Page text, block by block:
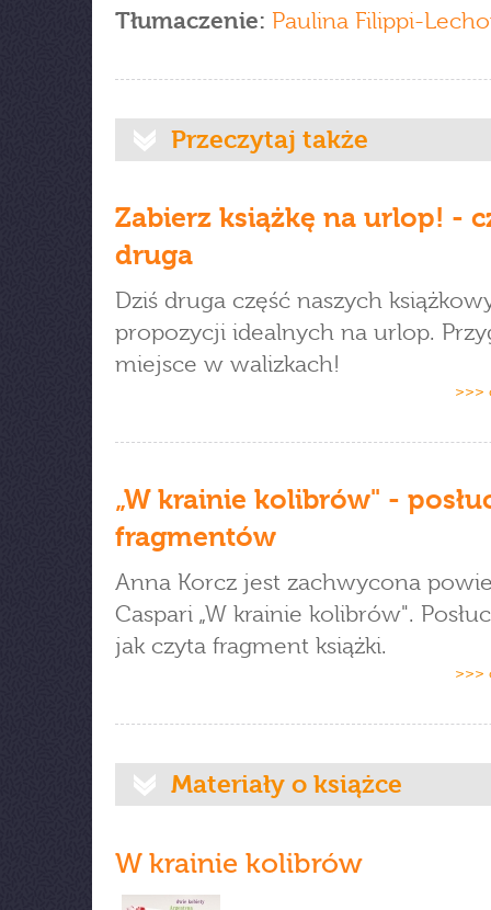
Tłumaczenie: Paulina Filippi-
Przeczytaj także
Zabierz książkę na urlop! -
druga
Dziś druga część naszych
propozycji idealnych na urlop.
miejsce w walizkach!
>>>
„W krainie kolibrów" -
fragmentów
Anna Korcz jest zachwycona
Caspari „W krainie kolibrów".
jak czyta fragment książki.
>>>
Materiały o książce
W krainie kolibrów